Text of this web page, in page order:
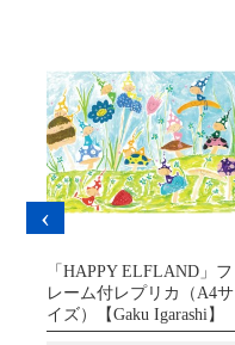
「HAPPY ELFLAND」フ
レーム付レプリカ（A4サ
イズ）【Gaku Igarashi】
‹